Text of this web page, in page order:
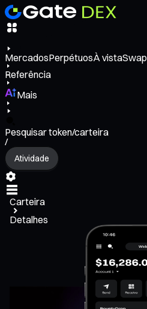
MercadosPerpétuosÀ vistaSwap
Referência
Mais
Pesquisar token/carteira
/
Atividade
Carteira
Detalhes